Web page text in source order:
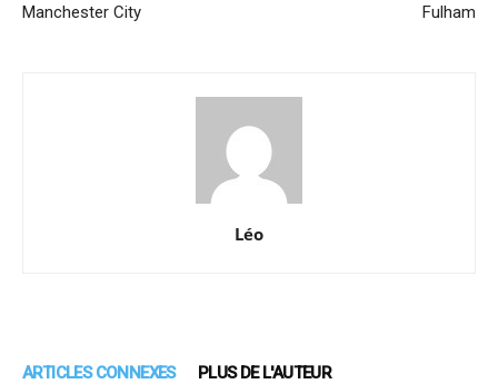
Manchester City
Fulham
Léo
ARTICLES CONNEXES PLUS DE L'AUTEUR